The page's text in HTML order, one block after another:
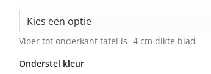
Vloer tot onderkant tafel is -4 cm dikte blad
Onderstel kleur